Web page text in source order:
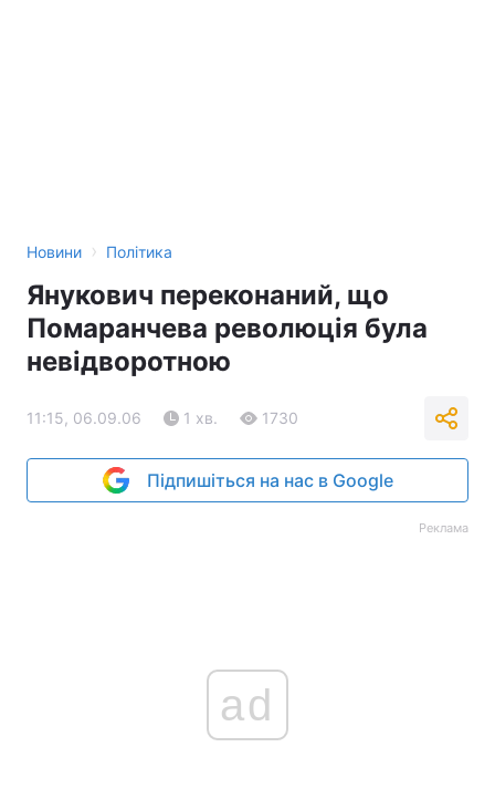
Новини › Політика
Янукович переконаний, що
Помаранчева революція була
невідворотною
11:15, 06.09.06 1 хв. 1730
Підпишіться на нас в Google
Реклама
ad